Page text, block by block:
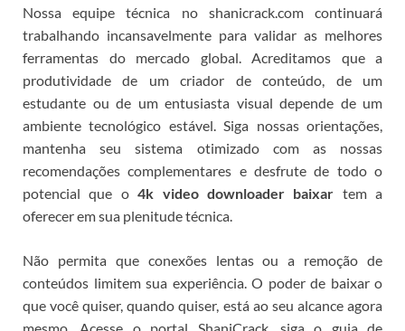
Nossa equipe técnica no shanicrack.com continuará
trabalhando incansavelmente para validar as melhores
ferramentas do mercado global. Acreditamos que a
produtividade de um criador de conteúdo, de um
estudante ou de um entusiasta visual depende de um
ambiente tecnológico estável. Siga nossas orientações,
mantenha seu sistema otimizado com as nossas
recomendações complementares e desfrute de todo o
potencial que o4k video downloader baixar tem a
oferecer em sua plenitude técnica.
Não permita que conexões lentas ou a remoção de
conteúdos limitem sua experiência. O poder de baixar o
que você quiser, quando quiser, está ao seu alcance agora